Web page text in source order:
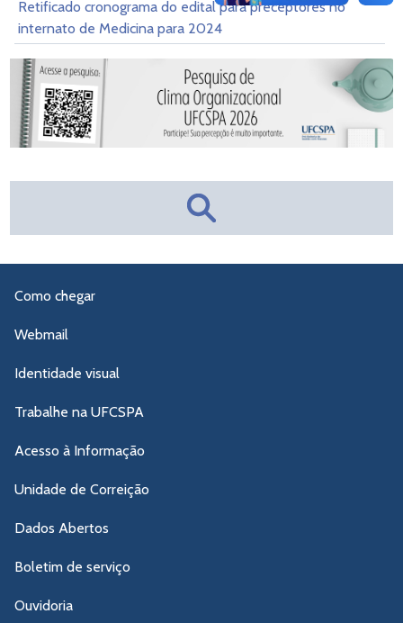
Retificado cronograma do edital para preceptores no
internato de Medicina para 2024
Como chegar
Webmail
Identidade visual
Trabalhe na UFCSPA
Acesso à Informação
Unidade de Correição
Dados Abertos
Boletim de serviço
Ouvidoria